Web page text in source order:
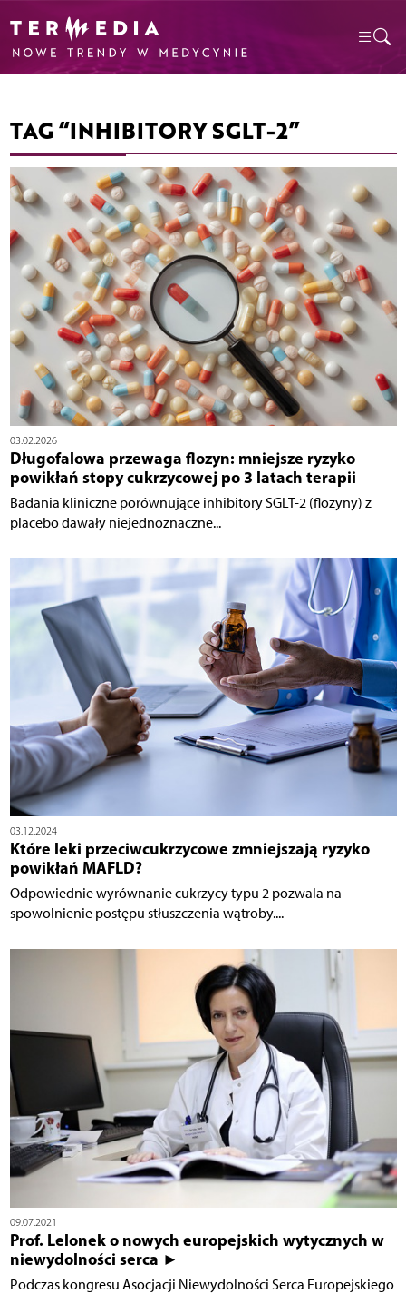
TAG “INHIBITORY SGLT-2”
03.02.2026
Długofalowa przewaga flozyn: mniejsze ryzyko
powikłań stopy cukrzycowej po 3 latach terapii
Badania kliniczne porównujące inhibitory SGLT-2 (flozyny) z
placebo dawały niejednoznaczne...
03.12.2024
Które leki przeciwcukrzycowe zmniejszają ryzyko
powikłań MAFLD?
Odpowiednie wyrównanie cukrzycy typu 2 pozwala na
spowolnienie postępu stłuszczenia wątroby....
09.07.2021
Prof. Lelonek o nowych europejskich wytycznych w
niewydolności serca ►
Podczas kongresu Asocjacji Niewydolności Serca Europejskiego